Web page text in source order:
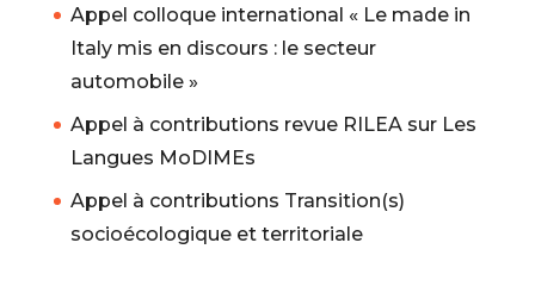
Appel colloque international « Le made in
Italy mis en discours : le secteur
automobile »
Appel à contributions revue RILEA sur Les
Langues MoDIMEs
Appel à contributions Transition(s)
socioécologique et territoriale